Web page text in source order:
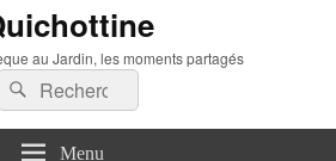
au Jardin, les moments partagés
:
Rechercher
Menu